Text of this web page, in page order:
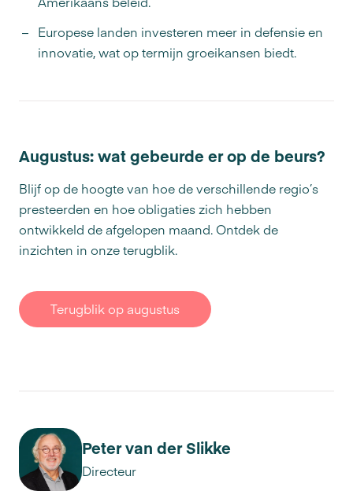
Europese landen investeren meer in defensie en
innovatie, wat op termijn groeikansen biedt.
Augustus: wat gebeurde er op de beurs?
Blijf op de hoogte van hoe de verschillende regio’s
presteerden en hoe obligaties zich hebben
ontwikkeld de afgelopen maand. Ontdek de
inzichten in onze terugblik.
Terugblik op augustus
Peter van der Slikke
Directeur